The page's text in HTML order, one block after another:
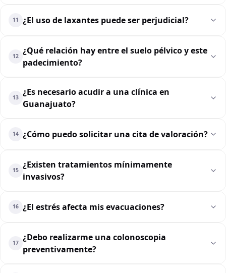
11 ¿El uso de laxantes puede ser perjudicial?
12
¿Qué relación hay entre el suelo pélvico y este
padecimiento?
13
¿Es necesario acudir a una clínica en
Guanajuato?
14 ¿Cómo puedo solicitar una cita de valoración?
15
¿Existen tratamientos mínimamente
invasivos?
16 ¿El estrés afecta mis evacuaciones?
17
¿Debo realizarme una colonoscopia
preventivamente?